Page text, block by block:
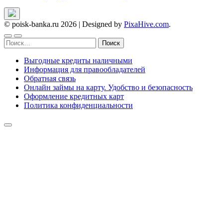
© poisk-banka.ru 2026 | Designed by PixaHive.com.
Найти:
Выгодные кредиты наличными
Информация для правообладателей
Обратная связь
Онлайн займы на карту. Удобство и безопасность
Оформление кредитных карт
Политика конфиденциальности